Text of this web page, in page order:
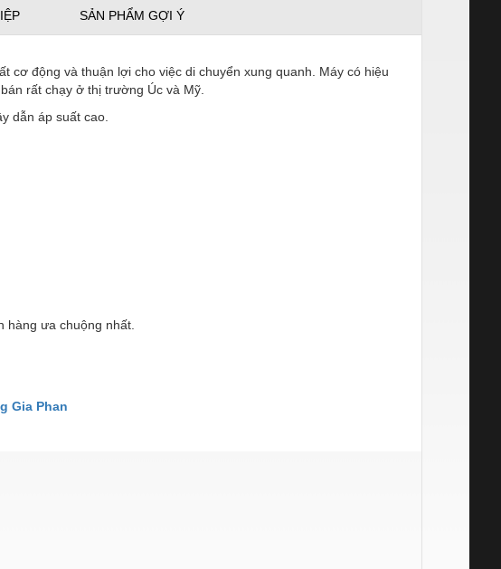
SẢN PHẨM GỢI Ý
động và thuận lợi cho việc di chuyển xung quanh. Máy có hiệu
rất chạy ở thị trường Úc và Mỹ.
dẫn áp suất cao.
hàng ưa chuộng nhất.
Gia Phan